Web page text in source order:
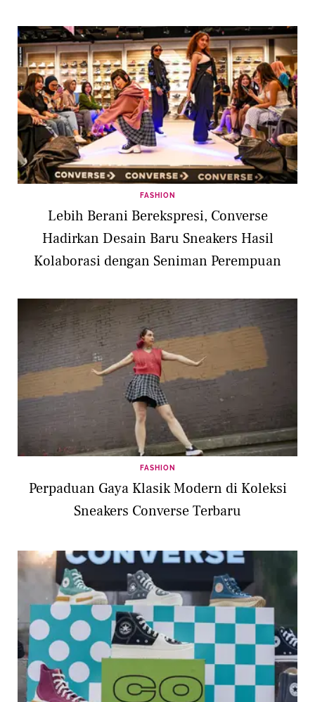
FASHION
Lebih Berani Berekspresi, Converse
Hadirkan Desain Baru Sneakers Hasil
Kolaborasi dengan Seniman Perempuan
FASHION
Perpaduan Gaya Klasik Modern di Koleksi
Sneakers Converse Terbaru